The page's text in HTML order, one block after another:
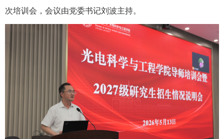
次培训会，会议由党委书记刘波主持。